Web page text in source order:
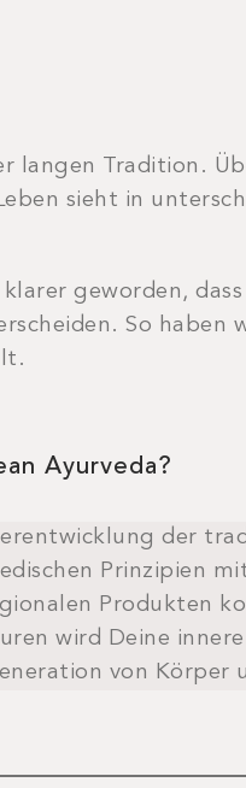
langen Tradition.
sieht in
geworden, dass
So haben
Ayurveda?
der
Prinzipien
Produkten
wird Deine innere
von Körper